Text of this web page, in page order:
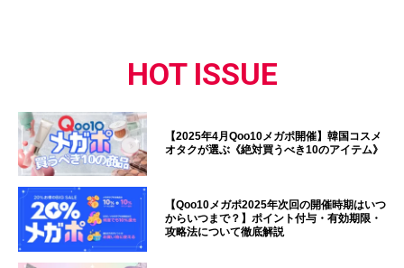
HOT ISSUE
【2025年4月Qoo10メガポ開催】韓国コスメ
オタクが選ぶ《絶対買うべき10のアイテム》
【Qoo10メガポ2025年次回の開催時期はいつ
からいつまで？】ポイント付与・有効期限・
攻略法について徹底解説